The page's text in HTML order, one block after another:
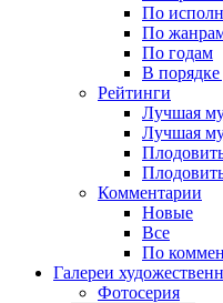
По
По
По годам
В порядке
Рейтинги
Лучшая
Лучшая
Комментарии
Новые
Все
По
Галереи
Фотосерия